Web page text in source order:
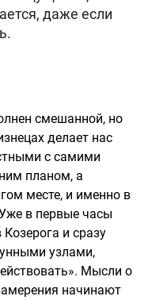
даже если
смешанной, но
делает нас
с самими
планом, а
месте, и именно в
в первые часы
и сразу
узлами,
Мысли о
начинают